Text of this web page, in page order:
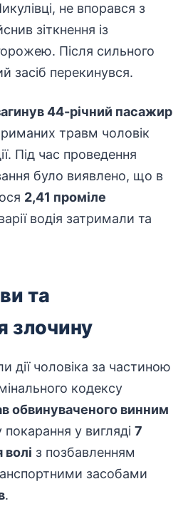
не впорався з
зіткнення із
Після сильного
засіб перекинувся.
44-річний пасажир
травм чоловік
Під час проведення
було виявлено, що в
2,41 проміле
водія затримали та
та
злочину
дії чоловіка за частиною
кодексу
обвинуваченого винним
у вигляді 7
волі з позбавленням
засобами
.